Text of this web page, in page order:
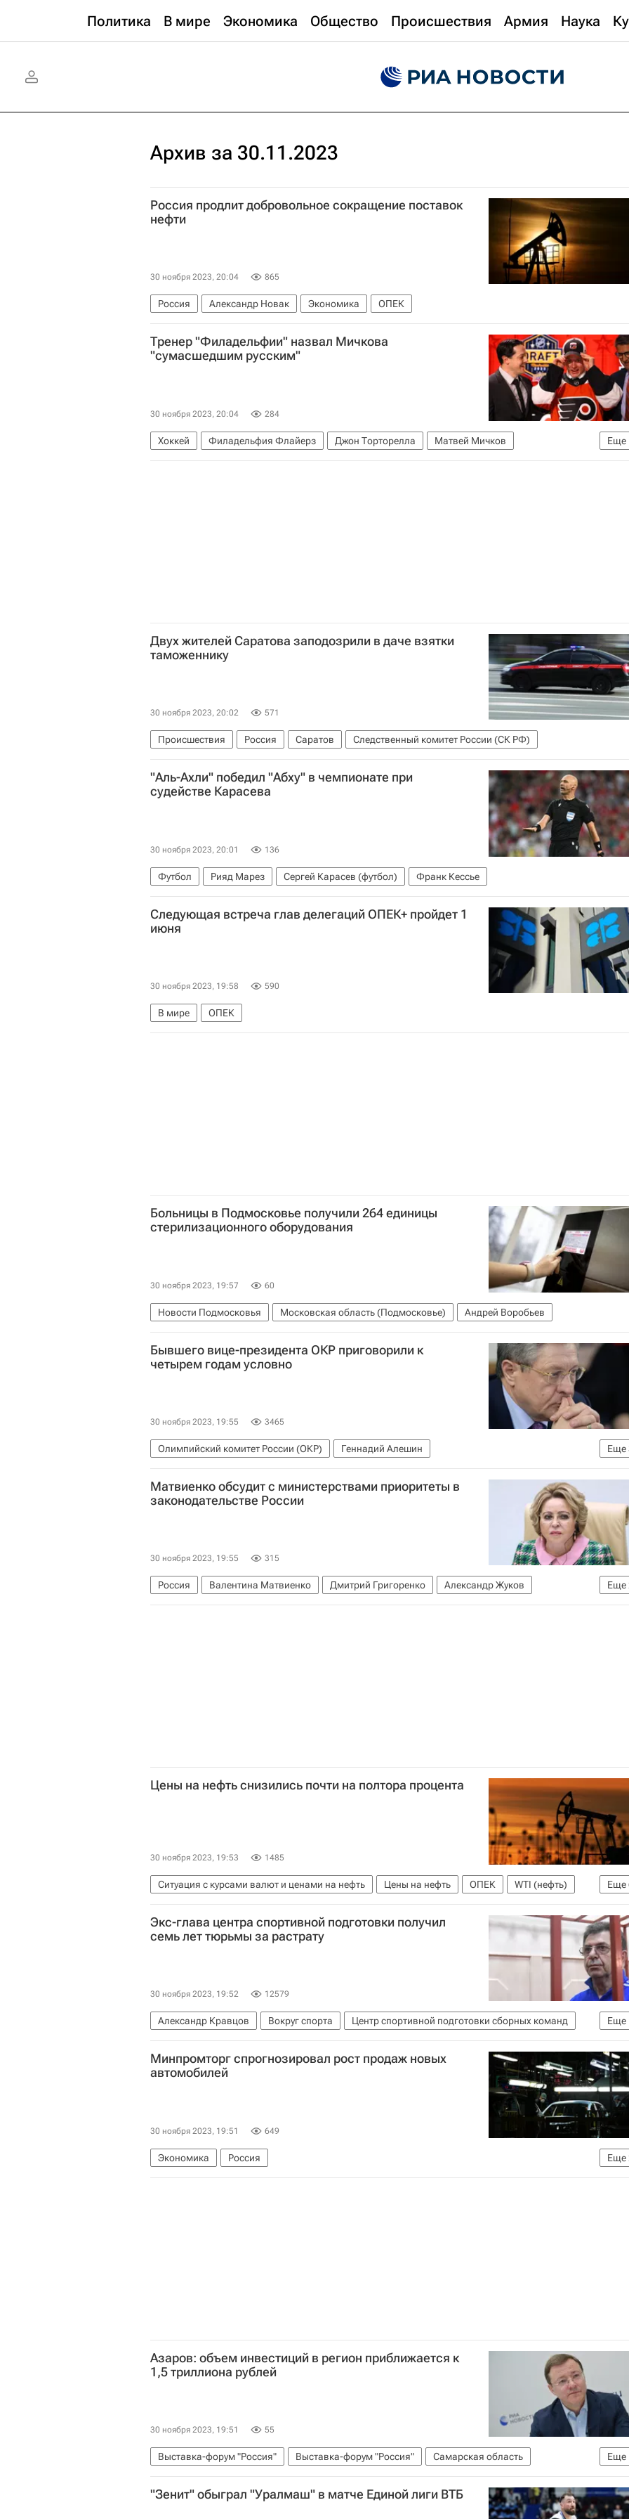
Политика В мире Экономика Общество Происшествия Армия Наука
Архив за 30.11.2023
Россия продлит добровольное сокращение поставок
нефти
30 ноября 2023, 20:04 865
Россия Александр Новак Экономика ОПЕК
Тренер "Филадельфии" назвал Мичкова
"сумасшедшим русским"
30 ноября 2023, 20:04 284
Еще
Хоккей Филадельфия Флайерз Джон Торторелла
Матвей Мичков
Национальная хоккейная лига (НХЛ)
Двух жителей Саратова заподозрили в даче взятки
таможеннику
30 ноября 2023, 20:02 571
Происшествия Россия Саратов Следственный комитет России (СК РФ)
"Аль-Ахли" победил "Абху" в чемпионате при
судействе Карасева
30 ноября 2023, 20:01 136
Футбол Рияд Марез Сергей Карасев (футбол) Франк Кессье
Следующая встреча глав делегаций ОПЕК+ пройдет 1
июня
30 ноября 2023, 19:58 590
В мире ОПЕК
Больницы в Подмосковье получили 264 единицы
стерилизационного оборудования
30 ноября 2023, 19:57 60
Новости Подмосковья Московская область (Подмосковье) Андрей Воробьев
Бывшего вице-президента ОКР приговорили к
четырем годам условно
30 ноября 2023, 19:55 3465
Еще
Олимпийский комитет России (ОКР)
Геннадий Алешин
Центр спортивной подготовки сборных команд
Александр Кравцов ЮНЕСКО
Матвиенко обсудит с министерствами приоритеты в
законодательстве России
30 ноября 2023, 19:55 315
Еще
Россия Валентина Матвиенко Дмитрий Григоренко
Александр Жуков
Совет Федерации РФ
Госдума РФ
Цены на нефть снизились почти на полтора процента
30 ноября 2023, 19:53 1485
Еще
Ситуация с курсами валют и ценами на нефть Цены на нефть ОПЕК
WTI (нефть)
Экономика
Россия Саудовская Аравия Ангола Александр Новак Brent
Экс-глава центра спортивной подготовки получил
семь лет тюрьмы за растрату
30 ноября 2023, 19:52 12579
Еще
Александр Кравцов Вокруг спорта
Центр спортивной подготовки сборных команд
Союз биатлонистов России (СБР)
Минпромторг спрогнозировал рост продаж новых
автомобилей
30 ноября 2023, 19:51 649
Еще
Экономика
Россия
Министерство промышленности и торговли РФ (Минпромторг России)
Авто
Азаров: объем инвестиций в регион приближается к
1,5 триллиона рублей
30 ноября 2023, 19:51 55
Еще
Выставка-форум "Россия" Выставка-форум "Россия"
Самарская область
Дмитрий Азаров
"Зенит" обыграл "Уралмаш" в матче Единой лиги ВТБ